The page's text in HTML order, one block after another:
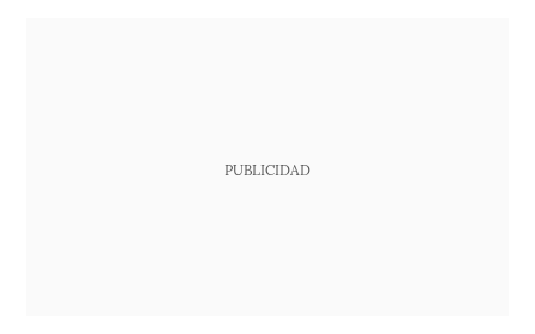
PUBLICIDAD